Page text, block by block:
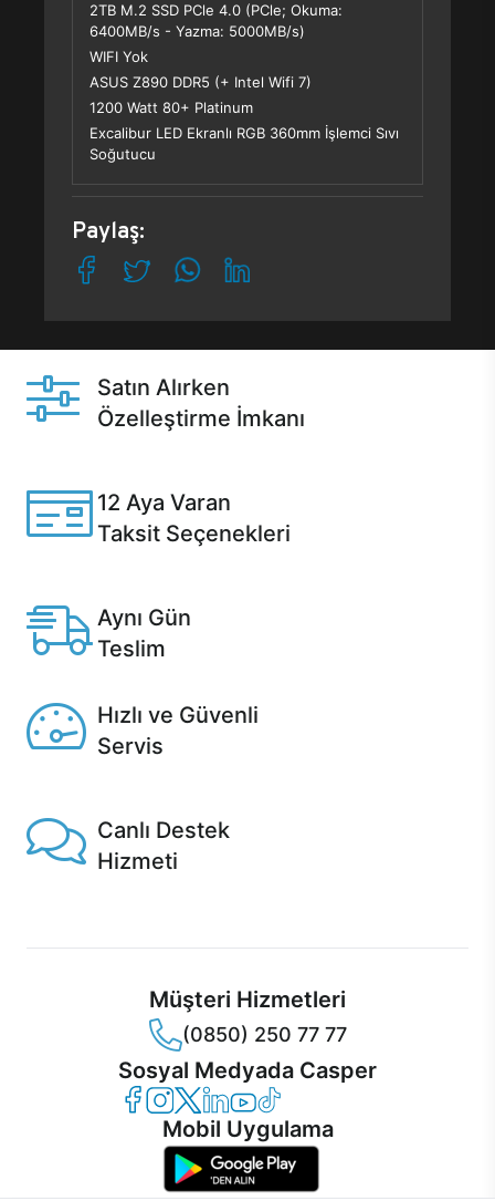
2TB M.2 SSD PCle 4.0 (PCle; Okuma:
6400MB/s - Yazma: 5000MB/s)
WIFI Yok
ASUS Z890 DDR5 (+ Intel Wifi 7)
1200 Watt 80+ Platinum
Excalibur LED Ekranlı RGB 360mm İşlemci Sıvı
Soğutucu
Paylaş:
Satın Alırken
Özelleştirme İmkanı
12 Aya Varan
Taksit Seçenekleri
Aynı Gün
Teslim
Hızlı ve Güvenli
Servis
Canlı Destek
Hizmeti
Müşteri Hizmetleri
(0850) 250 77 77
Sosyal Medyada Casper
Casper Facebook
Casper Instagram
Casper Twitter
Casper LinkedIn
Casper YouTube
Casper TikTok
Mobil Uygulama